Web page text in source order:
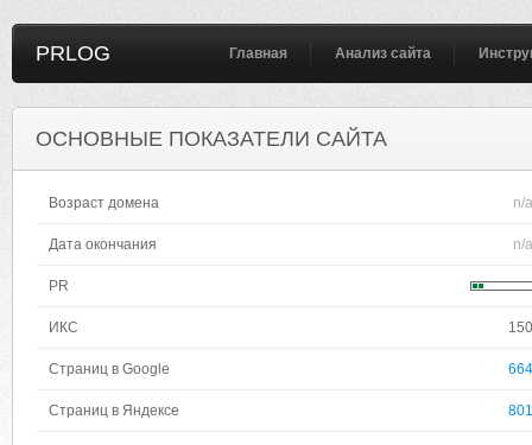
PRLOG Главная Анализ сайта
ОСНОВНЫЕ ПОКАЗАТЕЛИ САЙТА
Возраст домена n/a
Дата окончания n/a
PR
ИКС 150
Страниц в Google 664
Страниц в Яндексе 801